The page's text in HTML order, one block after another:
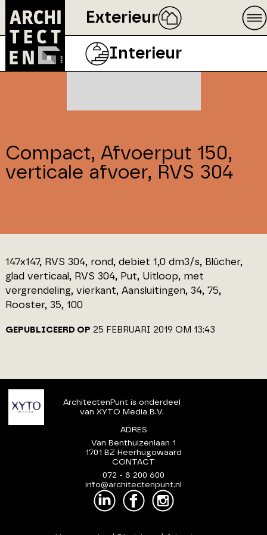
Exterieur
Interieur
Compact, Afvoerput 150,
verticale afvoer, RVS 304
147x147, RVS 304, rond, debiet 1,0 dm3/s, Blücher,
glad verticaal, RVS 304, Put, Uitloop, met
vergrendeling, vierkant, Aansluitingen, 34, 75,
Rooster, 35, 100
GEPUBLICEERD OP 25 FEBRUARI 2019 OM 13:43
ArchitectenPunt is onderdeel
van XYTO Media B.V.
ADRES
Van Benthuizenlaan 1
1701 BZ Heerhugowaard
CONTACT
072 - 8 200 600
info@architectenpunt.nl